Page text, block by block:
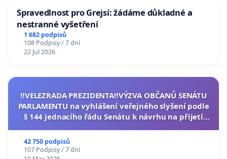
Spravedlnost pro Grejsí: žádáme důkladné a
nestranné vyšetření
1 682 podpisů
108 Podpisy / 7 dní
22 Jul 2026
‼️VELEZRADA PREZIDENTA‼️VÝZVA OBČANŮ SENÁTU
PARLAMENTU na vyhlášení veřejného slyšení podle
§ 144 jednacího řádu Senátu k návrhu na přijetí
42 750 podpisů
107 Podpisy / 7 dní